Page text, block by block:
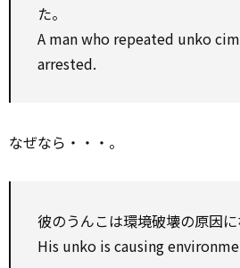
た。
A man who repeated unko
arrested.
なぜなら・・・。
彼のうんこは環境破壊の原因に
His unko is causing